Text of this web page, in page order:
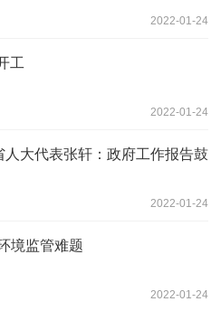
2022-01-24
工
2022-01-24
大代表张轩：政府工作报告鼓
2022-01-24
境监管难题
2022-01-24